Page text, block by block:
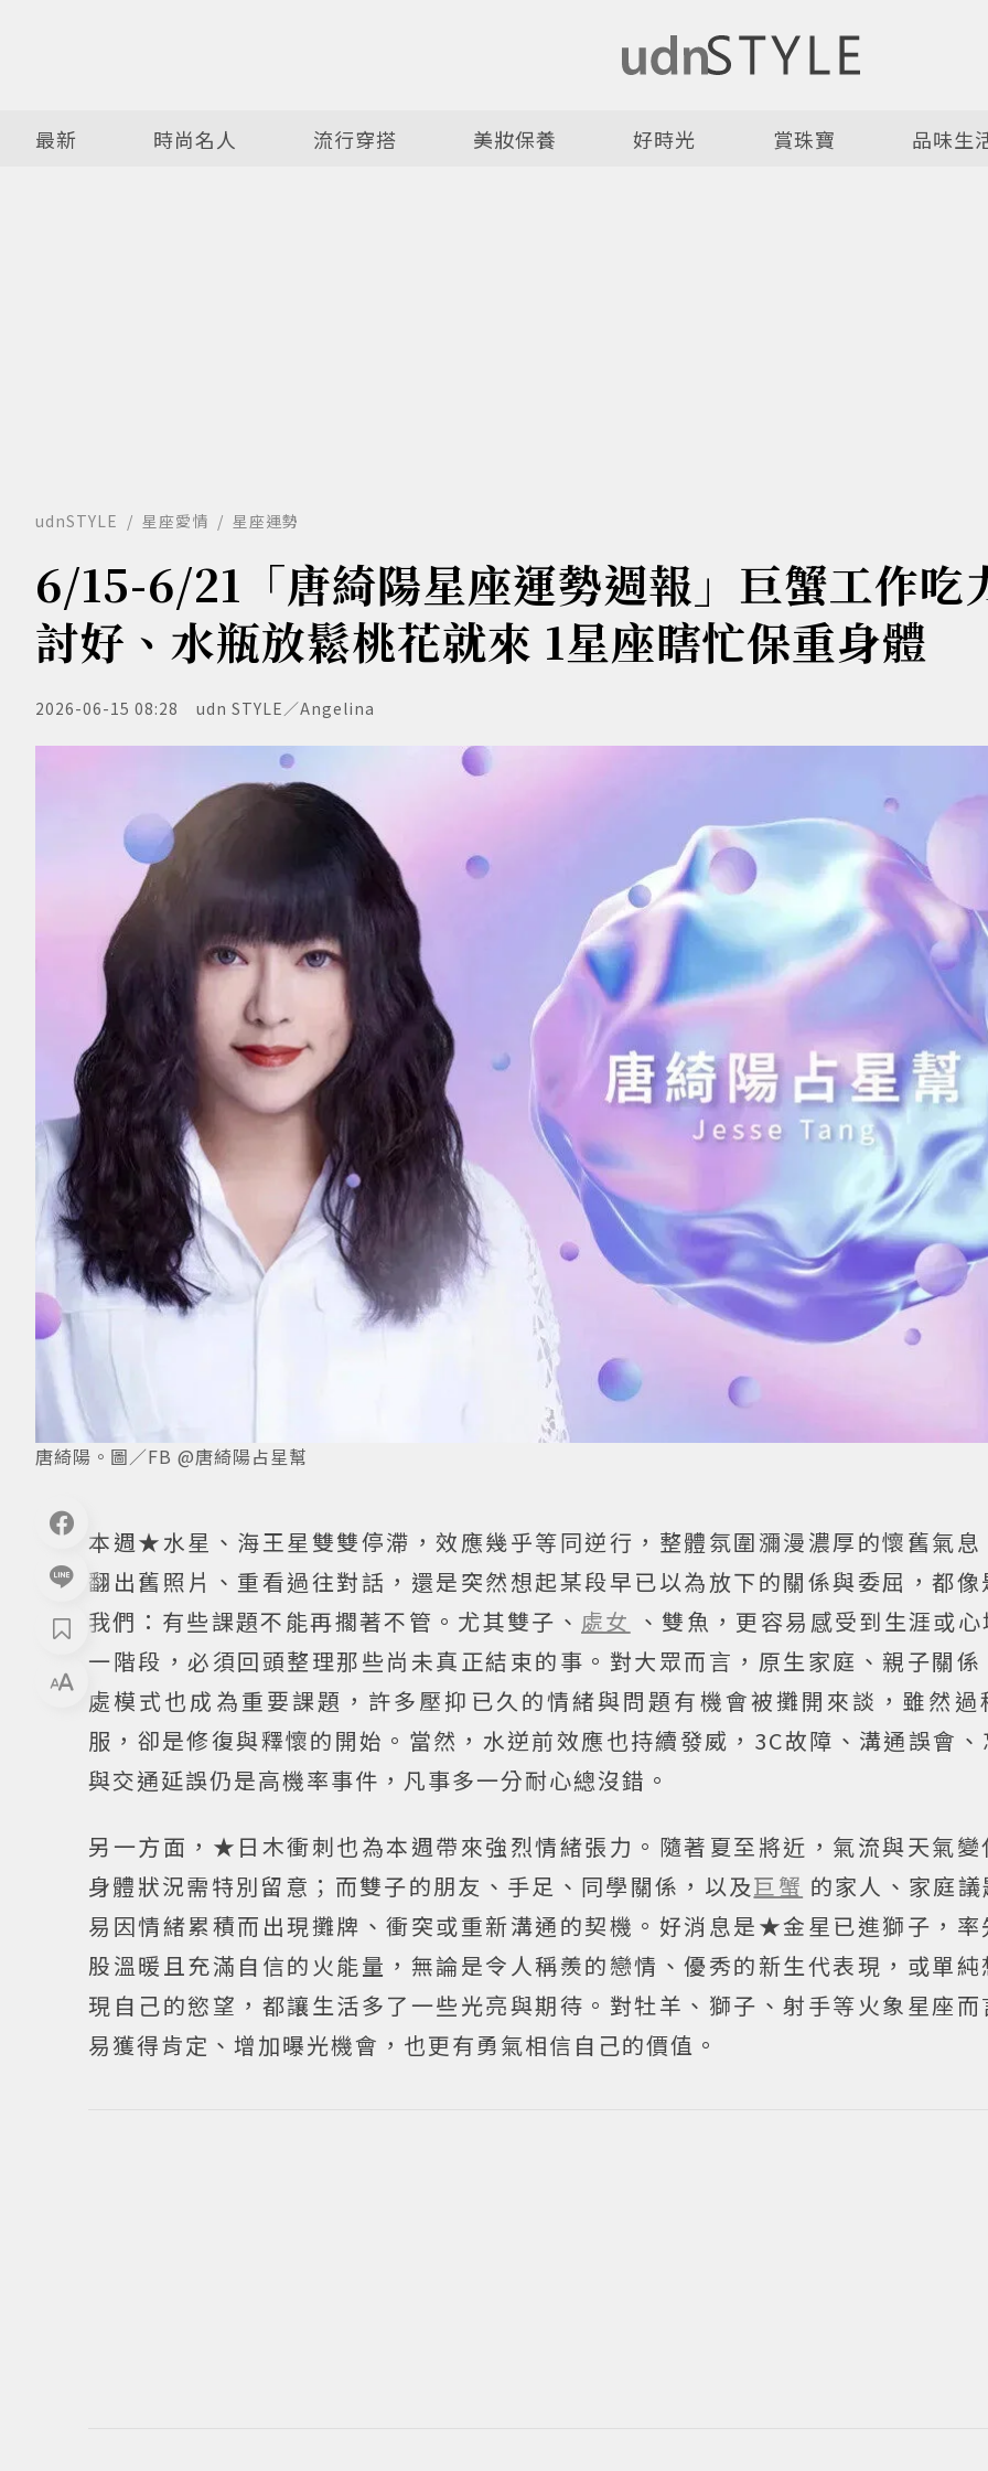
最新 時尚名人 流行穿搭 美妝保養 好時光 賞珠寶 品味生
udnSTYLE 星座愛情 星座運勢
6/15-6/21「唐綺陽星座運勢週報」巨蟹工作吃
討好、水瓶放鬆桃花就來 1星座瞎忙保重身體
2026-06-15 08:28 udn STYLE／Angelina
唐綺陽。圖／FB @唐綺陽占星幫
本週★水星、海王星雙雙停滯，效應幾乎等同逆行，整體氛圍瀰漫濃厚的懷舊氣
翻出舊照片、重看過往對話，還是突然想起某段早已以為放下的關係與委屈，都
我們：有些課題不能再擱著不管。尤其雙子、 處女 、雙魚，更容易感受到生涯或
一階段，必須回頭整理那些尚未真正結束的事。對大眾而言，原生家庭、親子關
處模式也成為重要課題，許多壓抑已久的情緒與問題有機會被攤開來談，雖然過
服，卻是修復與釋懷的開始。當然，水逆前效應也持續發威，3C故障、溝通誤會
與交通延誤仍是高機率事件，凡事多一分耐心總沒錯。
另一方面，★日木衝刺也為本週帶來強烈情緒張力。隨著夏至將近，氣流與天氣
身體狀況需特別留意；而雙子的朋友、手足、同學關係，以及巨蟹 的家人、家庭
易因情緒累積而出現攤牌、衝突或重新溝通的契機。好消息是★金星已進獅子，
股溫暖且充滿自信的火能量，無論是令人稱羨的戀情、優秀的新生代表現，或單
現自己的慾望，都讓生活多了一些光亮與期待。對牡羊、獅子、射手等火象星座
易獲得肯定、增加曝光機會，也更有勇氣相信自己的價值。